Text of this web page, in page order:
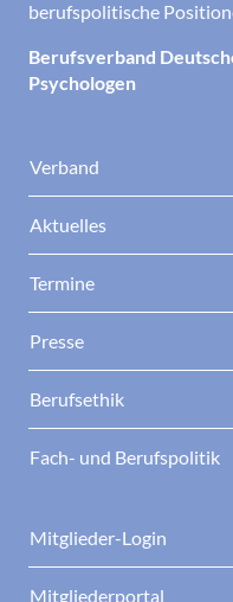
berufspolitische
Berufsverband
Psychologen
Verband
Aktuelles
Termine
Presse
Berufsethik
Fach- und Berufspolitik
Mitglieder-Login
Mitgliederportal